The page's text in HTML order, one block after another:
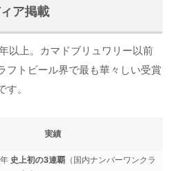
ア掲載
以上。カマドブリュワリー以前
フトビール界で最も華々しい受賞
。
実績
史上初の3連覇 （国内ナンバーワンクラ